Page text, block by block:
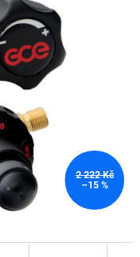
2 222 Kč
–15 %